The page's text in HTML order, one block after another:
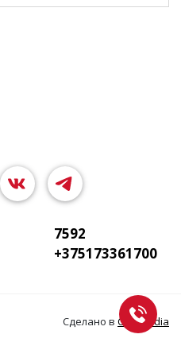
7592
+375173361700
Сделано в Clickmedia